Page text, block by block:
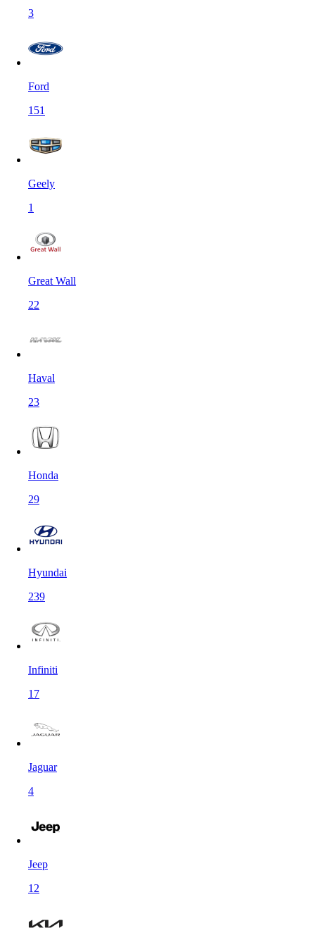
3
Ford
151
Geely
1
Great Wall
22
Haval
23
Honda
29
Hyundai
239
Infiniti
17
Jaguar
4
Jeep
12